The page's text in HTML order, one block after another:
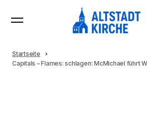
Startseite
Capitals – Flames: schlagen: McMichael führt